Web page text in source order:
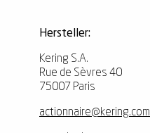
Hersteller:
Kering S.A.
Rue de Sèvres 40
75007 Paris
actionnaire@kering.com